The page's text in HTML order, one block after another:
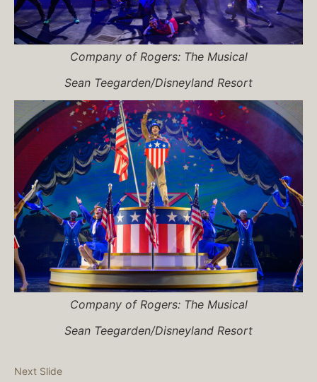
Company of Rogers: The Musical
Sean Teegarden/Disneyland Resort
Company of Rogers: The Musical
Sean Teegarden/Disneyland Resort
Next Slide